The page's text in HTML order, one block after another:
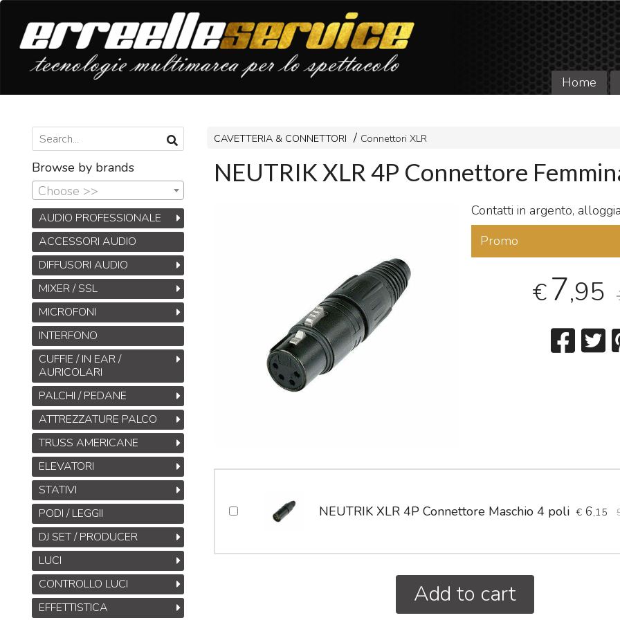
Home
CAVETTERIA & CONNETTORI Connettori XLR
NEUTRIK XLR 4P Connettore
Contatti in argento,
Promo
€7,95
NEUTRIK XLR 4P Connettore Maschio 4 poli € 6,15
Add to cart
Browse by brands
Choose >>
AUDIO PROFESSIONALE
ACCESSORI AUDIO
DIFFUSORI AUDIO
MIXER / SSL
MICROFONI
INTERFONO
CUFFIE / IN EAR /
AURICOLARI
PALCHI / PEDANE
ATTREZZATURE PALCO
TRUSS AMERICANE
ELEVATORI
STATIVI
PODI / LEGGII
DJ SET / PRODUCER
LUCI
CONTROLLO LUCI
EFFETTISTICA